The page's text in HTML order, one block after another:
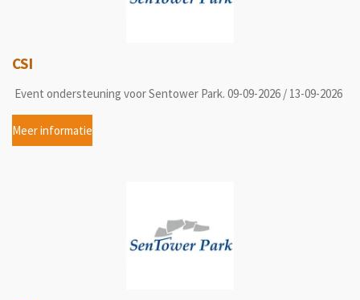
CSI
Event ondersteuning voor Sentower Park. 09-09-2026 / 13-09-2026
Meer informatie